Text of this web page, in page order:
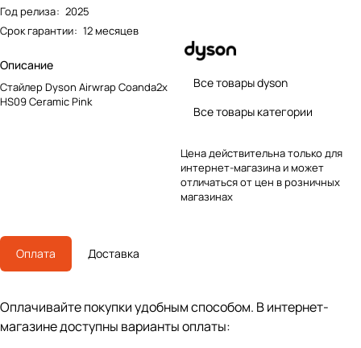
Год релиза: 2025
Срок гарантии: 12 месяцев
Описание
Стайлер Dyson Airwrap Coanda2x
HS09 Ceramic Pink
Все товары dyson
Все товары категории
Цена действительна только для
интернет-магазина и может
отличаться от цен в розничных
магазинах
Оплата Доставка
Оплачивайте покупки удобным способом. В интернет-
магазине доступны варианты оплаты: